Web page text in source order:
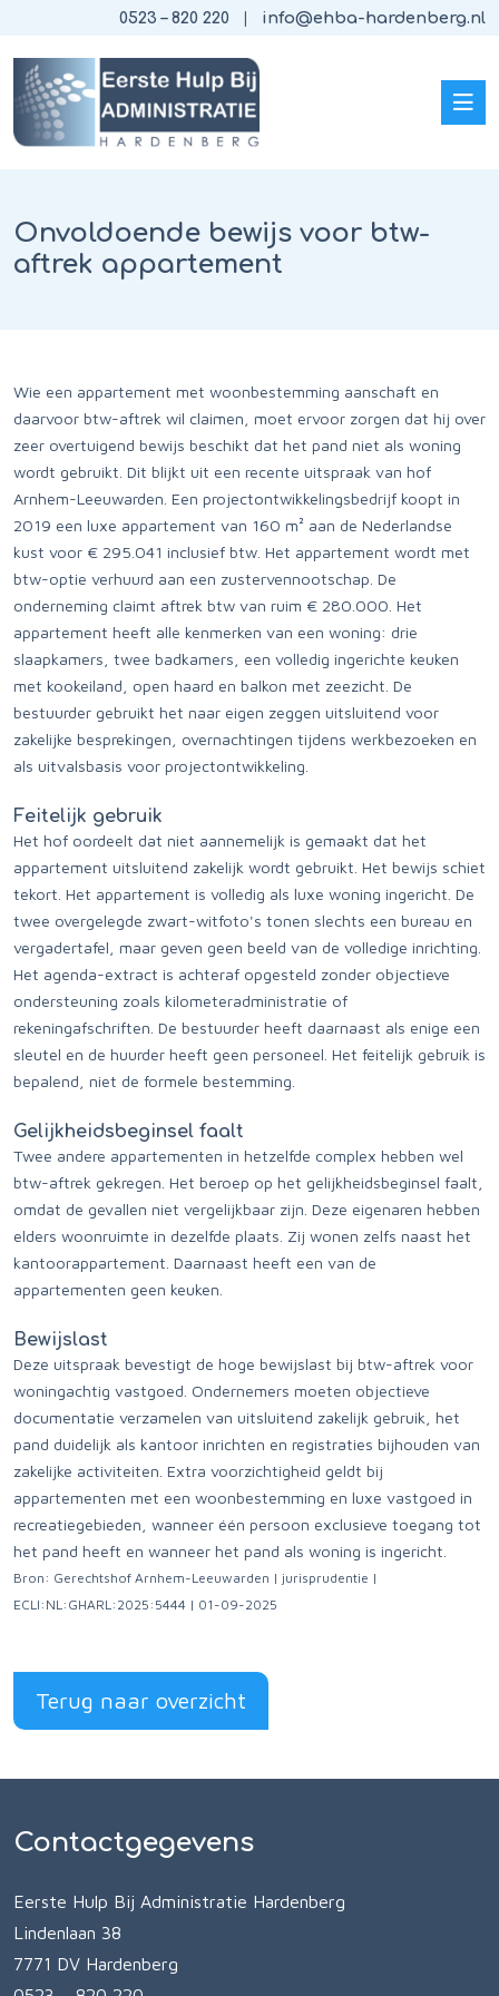
0523 – 820 220 info@ehba-hardenberg.nl
Onvoldoende bewijs voor btw-
aftrek appartement
Wie een appartement met woonbestemming aanschaft en
daarvoor btw-aftrek wil claimen, moet ervoor zorgen dat hij over
zeer overtuigend bewijs beschikt dat het pand niet als woning
wordt gebruikt. Dit blijkt uit een recente uitspraak van hof
Arnhem-Leeuwarden. Een projectontwikkelingsbedrijf koopt in
2019 een luxe appartement van 160 m² aan de Nederlandse
kust voor € 295.041 inclusief btw. Het appartement wordt met
btw-optie verhuurd aan een zustervennootschap. De
onderneming claimt aftrek btw van ruim € 280.000. Het
appartement heeft alle kenmerken van een woning: drie
slaapkamers, twee badkamers, een volledig ingerichte keuken
met kookeiland, open haard en balkon met zeezicht. De
bestuurder gebruikt het naar eigen zeggen uitsluitend voor
zakelijke besprekingen, overnachtingen tijdens werkbezoeken en
als uitvalsbasis voor projectontwikkeling.
Feitelijk gebruik
Het hof oordeelt dat niet aannemelijk is gemaakt dat het
appartement uitsluitend zakelijk wordt gebruikt. Het bewijs schiet
tekort. Het appartement is volledig als luxe woning ingericht. De
twee overgelegde zwart-witfoto's tonen slechts een bureau en
vergadertafel, maar geven geen beeld van de volledige inrichting.
Het agenda-extract is achteraf opgesteld zonder objectieve
ondersteuning zoals kilometeradministratie of
rekeningafschriften. De bestuurder heeft daarnaast als enige een
sleutel en de huurder heeft geen personeel. Het feitelijk gebruik is
bepalend, niet de formele bestemming.
Gelijkheidsbeginsel faalt
Twee andere appartementen in hetzelfde complex hebben wel
btw-aftrek gekregen. Het beroep op het gelijkheidsbeginsel faalt,
omdat de gevallen niet vergelijkbaar zijn. Deze eigenaren hebben
elders woonruimte in dezelfde plaats. Zij wonen zelfs naast het
kantoorappartement. Daarnaast heeft een van de
appartementen geen keuken.
Bewijslast
Deze uitspraak bevestigt de hoge bewijslast bij btw-aftrek voor
woningachtig vastgoed. Ondernemers moeten objectieve
documentatie verzamelen van uitsluitend zakelijk gebruik, het
pand duidelijk als kantoor inrichten en registraties bijhouden van
zakelijke activiteiten. Extra voorzichtigheid geldt bij
appartementen met een woonbestemming en luxe vastgoed in
recreatiegebieden, wanneer één persoon exclusieve toegang tot
het pand heeft en wanneer het pand als woning is ingericht.
Bron: Gerechtshof Arnhem-Leeuwarden | jurisprudentie |
ECLI:NL:GHARL:2025:5444 | 01-09-2025
Terug naar overzicht
Contactgegevens
Eerste Hulp Bij Administratie Hardenberg
Lindenlaan 38
7771 DV Hardenberg